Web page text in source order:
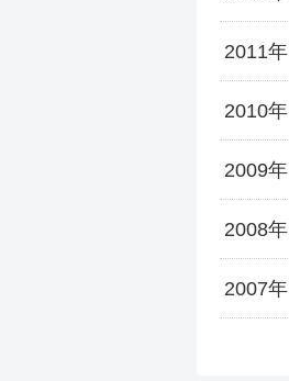
2011年
2010年
2009年
2008年
2007年